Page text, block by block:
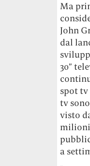
Ma
John
dal
30”
spot
tv
visto
a